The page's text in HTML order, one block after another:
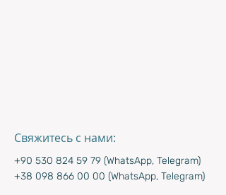
Свяжитесь с нами:
+90 530 824 59 79 (WhatsApp, Telegram)
+38 098 866 00 00 (WhatsApp, Telegram)